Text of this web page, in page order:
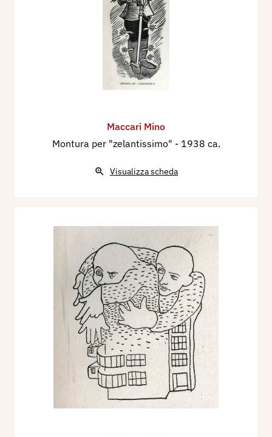
Maccari Mino
Montura per "zelantissimo" - 1938 ca.
Visualizza scheda